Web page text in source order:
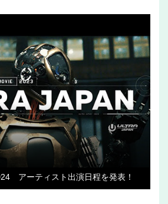
アーティスト出演日程を発表！